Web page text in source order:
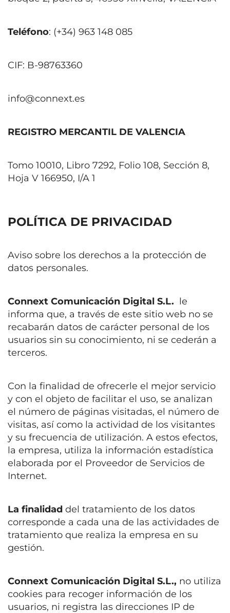
Teléfono: (+34) 963 148 085
CIF: B-98763360
info@connext.es
REGISTRO MERCANTIL DE VALENCIA
Tomo 10010, Libro 7292, Folio 108, Sección 8,
Hoja V 166950, I/A 1
POLÍTICA DE PRIVACIDAD
Aviso sobre los derechos a la protección de
datos personales.
Connext Comunicación Digital S.L. le
informa que, a través de este sitio web no se
recabarán datos de carácter personal de los
usuarios sin su conocimiento, ni se cederán a
terceros.
Con la finalidad de ofrecerle el mejor servicio
y con el objeto de facilitar el uso, se analizan
el número de páginas visitadas, el número de
visitas, así como la actividad de los visitantes
y su frecuencia de utilización. A estos efectos,
la empresa, utiliza la información estadística
elaborada por el Proveedor de Servicios de
Internet.
La finalidad del tratamiento de los datos
corresponde a cada una de las actividades de
tratamiento que realiza la empresa en su
gestión.
Connext Comunicación Digital S.L., no utiliza
cookies para recoger información de los
usuarios, ni registra las direcciones IP de